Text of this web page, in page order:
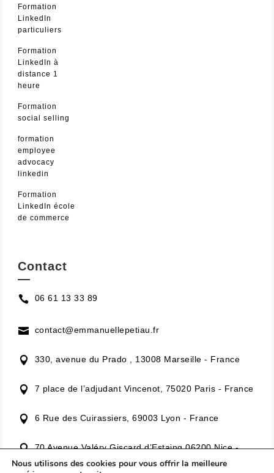
Formation
LinkedIn
particuliers
Formation
LinkedIn à
distance 1
heure
Formation
social selling
formation
employee
advocacy
linkedin
Formation
LinkedIn école
de commerce
Contact
—
 06 61 13 33 89
 contact@emmanuellepetiau.fr
 330, avenue du Prado , 13008 Marseille - France
 7 place de l’adjudant Vincenot, 75020 Paris - France
 6 Rue des Cuirassiers, 69003 Lyon - France

70 Avenue Valéry Giscard d’Estaing 06200 Nice -
France
Nous utilisons des cookies pour vous offrir la meilleure